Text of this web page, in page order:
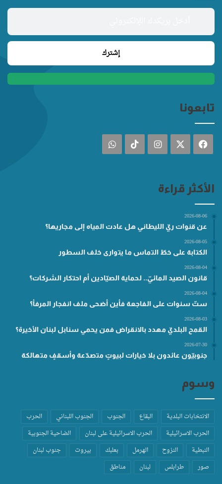
تابعونا
فيسبوك انستقرام ‫TikTokواتساب
الأكثر قراءة
2026-08-06
عن قنوات ريّ الليطاني هل عادت المياه إلى مجاريها؟
2026-08-05
الكتابة على خطّ التماس ما يتوارى خلف السطور
2026-08-04
قانون الصيد المائيّ.. لحماية الصيّادين أم احتكار الشركات؟
2026-08-04
ستّ سنوات على الفاجعة فأين أضحى ملف انفجار المرفأ؟
2026-08-03
القمح البلديّ مهدد بالانقراض فمن يحمي سنابل لبنان الأخيرة؟
2026-07-30
جنوبيّون عائدون بلا خيارات لبيوتٍ متصدّعة وأسقفٍ متهالكة
وسوم
الانتخابات البلدية البقاع الجنوب الجنوب اللبناني
الحرب
الحرب الاسرائيلية
الحرب الاسرائيلية على لبنان
الضاحية الجنوبية
النبطية
النزوح الهرمل بعلبك بيروت
جنوب لبنان
صور
طرابلس لبنان مناطق